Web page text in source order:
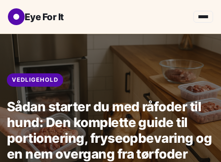
Eye For It
VEDLIGEHOLD
Sådan starter du med råfoder til
hund: Den komplette guide til
portionering, fryseopbevaring og
en nem overgang fra tørfoder